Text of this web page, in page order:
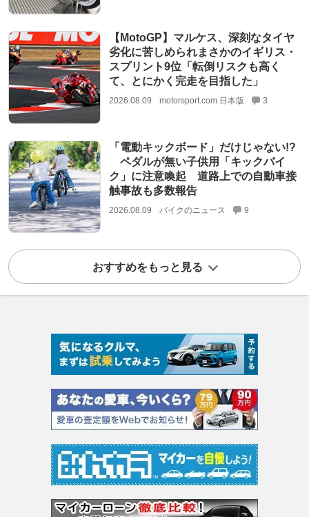
【MotoGP】マルケス、深刻なタイヤ
劣化に苦しめられまさかのイギリス・
スプリント9位「転倒リスクも高く
て、とにかく完走を目指した」
2026.08.09 motorsport.com 日本版 3
「電動キックボード」だけじゃない!?
ペダルが無い子供用「キックバイ
ク」に注意喚起 道路上での自動車接
触事故も多数報告
2026.08.09 バイクのニュース 9
おすすめをもっと見る